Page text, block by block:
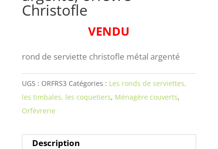
Christofle
VENDU
rond de serviette christofle métal argenté
UGS : ORFRS3 Catégories : Les ronds de serviettes,
les timbales, les coquetiers, Ménagère couverts,
Orfèvrerie
Description